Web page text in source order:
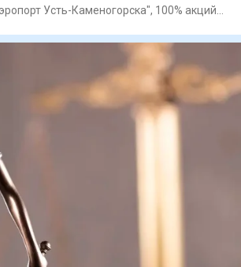
Усть-Каменогорска", 100% акций